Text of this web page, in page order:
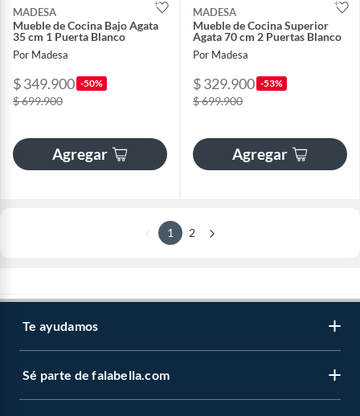
MADESA
Mueble de Cocina Bajo Agata
35 cm 1 Puerta Blanco
Por Madesa
$ 349.900 -50%
$ 699.900
Agregar
MADESA
Mueble de Cocina Superior
Agata 70 cm 2 Puertas Blanco
Por Madesa
$ 329.900 -53%
$ 699.900
Agregar
1 2
Te ayudamos
Sé parte de falabella.com